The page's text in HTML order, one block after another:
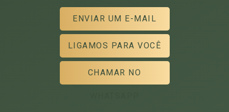
ENVIAR UM E-MAIL
LIGAMOS PARA VOCÊ
CHAMAR NO